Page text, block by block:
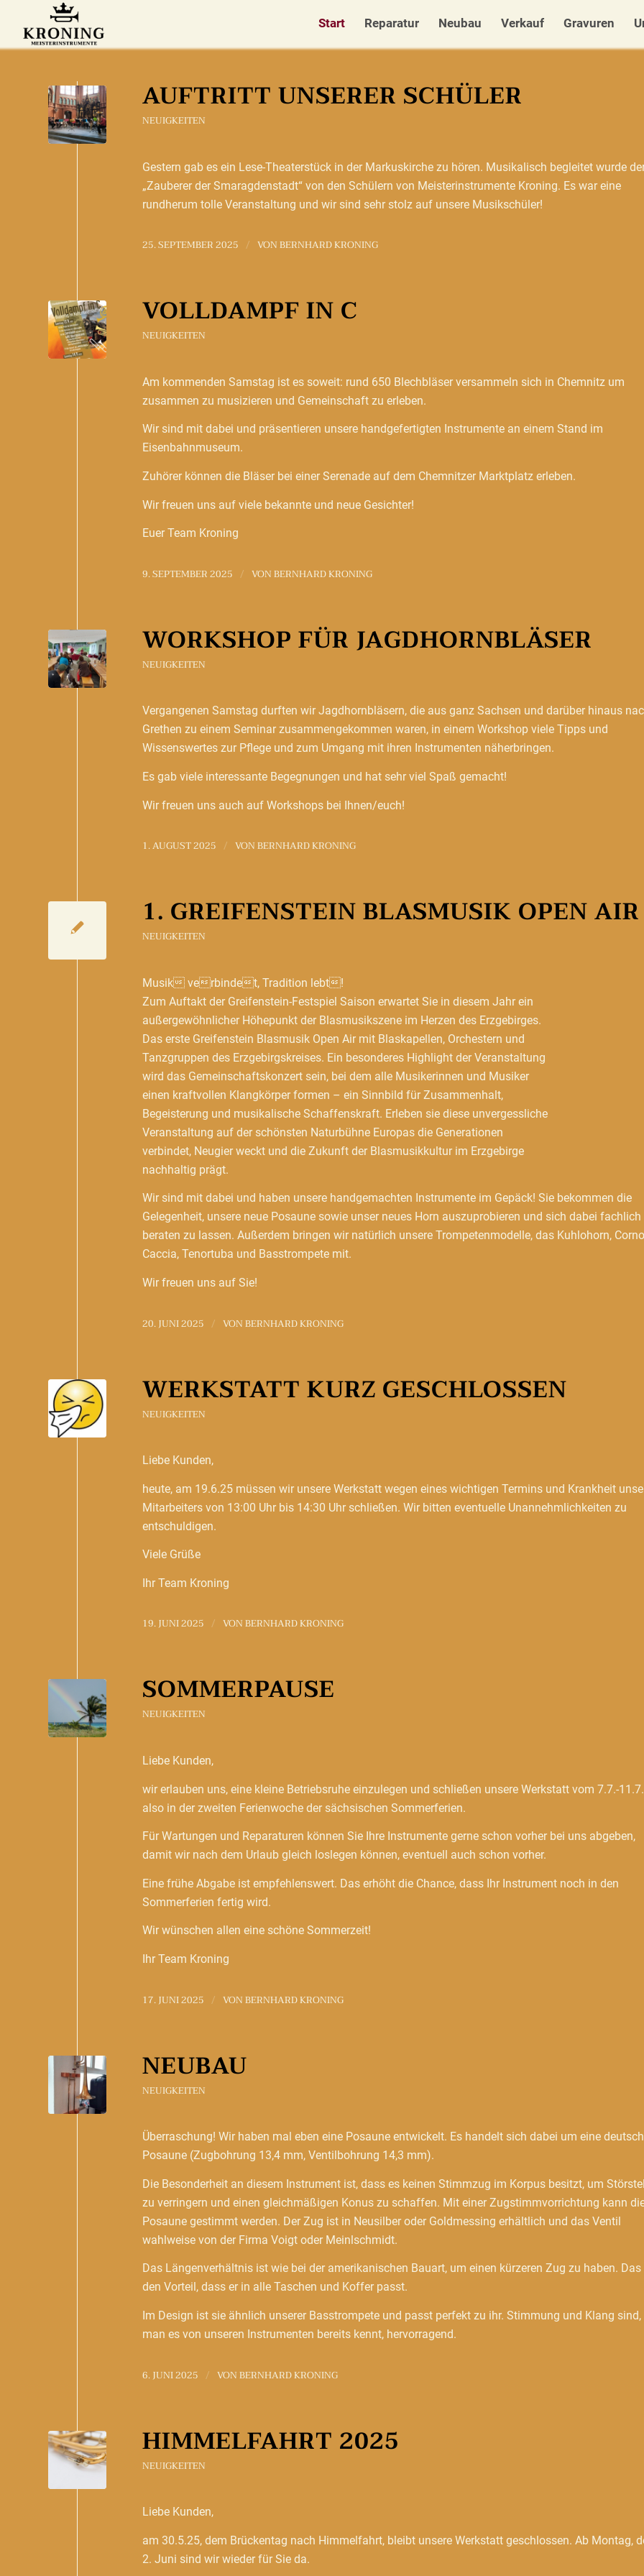
Start Reparatur Neubau Verkauf Gravuren
AUFTRITT UNSERER SCHÜLER
NEUIGKEITEN
Gestern gab es ein Lese-Theaterstück in der Markuskirche zu hören. Musikalisch begleitet wurde
„Zauberer der Smaragdenstadt“ von den Schülern von Meisterinstrumente Kroning. Es war eine
rundherum tolle Veranstaltung und wir sind sehr stolz auf unsere Musikschüler!
25. SEPTEMBER 2025 / VONBERNHARD KRONING
VOLLDAMPF IN C
NEUIGKEITEN
Am kommenden Samstag ist es soweit: rund 650 Blechbläser versammeln sich in Chemnitz um
zusammen zu musizieren und Gemeinschaft zu erleben.
Wir sind mit dabei und präsentieren unsere handgefertigten Instrumente an einem Stand im
Eisenbahnmuseum.
Zuhörer können die Bläser bei einer Serenade auf dem Chemnitzer Marktplatz erleben.
Wir freuen uns auf viele bekannte und neue Gesichter!
Euer Team Kroning
9. SEPTEMBER 2025 / VONBERNHARD KRONING
WORKSHOP FÜR JAGDHORNBLÄSER
NEUIGKEITEN
Vergangenen Samstag durften wir Jagdhornbläsern, die aus ganz Sachsen und darüber hinaus
Grethen zu einem Seminar zusammengekommen waren, in einem Workshop viele Tipps und
Wissenswertes zur Pflege und zum Umgang mit ihren Instrumenten näherbringen.
Es gab viele interessante Begegnungen und hat sehr viel Spaß gemacht!
Wir freuen uns auch auf Workshops bei Ihnen/euch!
1. AUGUST 2025 / VONBERNHARD KRONING
1. GREIFENSTEIN BLASMUSIK OPEN AIR
NEUIGKEITEN
Musik verbindet, Tradition lebt!
Zum Auftakt der Greifenstein-Festspiel Saison erwartet Sie in diesem Jahr ein
außergewöhnlicher Höhepunkt der Blasmusikszene im Herzen des Erzgebirges.
Das erste Greifenstein Blasmusik Open Air mit Blaskapellen, Orchestern und
Tanzgruppen des Erzgebirgskreises. Ein besonderes Highlight der Veranstaltung
wird das Gemeinschaftskonzert sein, bei dem alle Musikerinnen und Musiker
einen kraftvollen Klangkörper formen – ein Sinnbild für Zusammenhalt,
Begeisterung und musikalische Schaffenskraft. Erleben sie diese unvergessliche
Veranstaltung auf der schönsten Naturbühne Europas die Generationen
verbindet, Neugier weckt und die Zukunft der Blasmusikkultur im Erzgebirge
nachhaltig prägt.
Wir sind mit dabei und haben unsere handgemachten Instrumente im Gepäck! Sie bekommen die
Gelegenheit, unsere neue Posaune sowie unser neues Horn auszuprobieren und sich dabei fachlich
beraten zu lassen. Außerdem bringen wir natürlich unsere Trompetenmodelle, das Kuhlohorn,
Caccia, Tenortuba und Basstrompete mit.
Wir freuen uns auf Sie!
20. JUNI 2025 / VONBERNHARD KRONING
WERKSTATT KURZ GESCHLOSSEN
NEUIGKEITEN
Liebe Kunden,
heute, am 19.6.25 müssen wir unsere Werkstatt wegen eines wichtigen Termins und Krankheit
Mitarbeiters von 13:00 Uhr bis 14:30 Uhr schließen. Wir bitten eventuelle Unannehmlichkeiten zu
entschuldigen.
Viele Grüße
Ihr Team Kroning
19. JUNI 2025 / VONBERNHARD KRONING
SOMMERPAUSE
NEUIGKEITEN
Liebe Kunden,
wir erlauben uns, eine kleine Betriebsruhe einzulegen und schließen unsere Werkstatt vom 7.7.-
also in der zweiten Ferienwoche der sächsischen Sommerferien.
Für Wartungen und Reparaturen können Sie Ihre Instrumente gerne schon vorher bei uns abgeben,
damit wir nach dem Urlaub gleich loslegen können, eventuell auch schon vorher.
Eine frühe Abgabe ist empfehlenswert. Das erhöht die Chance, dass Ihr Instrument noch in den
Sommerferien fertig wird.
Wir wünschen allen eine schöne Sommerzeit!
Ihr Team Kroning
17. JUNI 2025 / VONBERNHARD KRONING
NEUBAU
NEUIGKEITEN
Überraschung! Wir haben mal eben eine Posaune entwickelt. Es handelt sich dabei um eine
Posaune (Zugbohrung 13,4 mm, Ventilbohrung 14,3 mm).
Die Besonderheit an diesem Instrument ist, dass es keinen Stimmzug im Korpus besitzt, um
zu verringern und einen gleichmäßigen Konus zu schaffen. Mit einer Zugstimmvorrichtung kann
Posaune gestimmt werden. Der Zug ist in Neusilber oder Goldmessing erhältlich und das Ventil
wahlweise von der Firma Voigt oder Meinlschmidt.
Das Längenverhältnis ist wie bei der amerikanischen Bauart, um einen kürzeren Zug zu haben.
den Vorteil, dass er in alle Taschen und Koffer passt.
Im Design ist sie ähnlich unserer Basstrompete und passt perfekt zu ihr. Stimmung und Klang sind,
man es von unseren Instrumenten bereits kennt, hervorragend.
6. JUNI 2025 / VONBERNHARD KRONING
HIMMELFAHRT 2025
NEUIGKEITEN
Liebe Kunden,
am 30.5.25, dem Brückentag nach Himmelfahrt, bleibt unsere Werkstatt geschlossen. Ab Montag,
2. Juni sind wir wieder für Sie da.